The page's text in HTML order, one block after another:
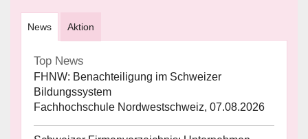
News Aktion
Top News
FHNW: Benachteiligung im Schweizer
Bildungssystem
Fachhochschule Nordwestschweiz, 07.08.2026